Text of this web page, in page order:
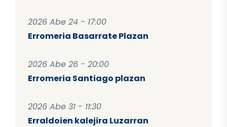
2026 Abe 24 - 17:00
Erromeria Basarrate Plazan
2026 Abe 26 - 20:00
Erromeria Santiago plazan
2026 Abe 31 - 11:30
Erraldoien kalejira Luzarran